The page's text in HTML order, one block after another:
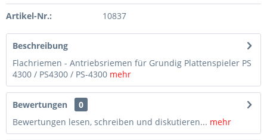
Artikel-Nr.: 10837
Beschreibung
Flachriemen - Antriebsriemen für Grundig Plattenspieler PS
4300 / PS4300 / PS-4300 mehr
Bewertungen
0
Bewertungen lesen, schreiben und diskutieren... mehr